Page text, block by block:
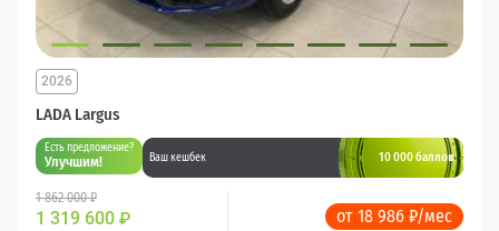
LADA Largus
2026
Есть предложение?
Улучшим! Ваш кешбек 10 000 баллов
1 862 000 ₽
1 319 600 ₽ от 18 986 ₽/мес